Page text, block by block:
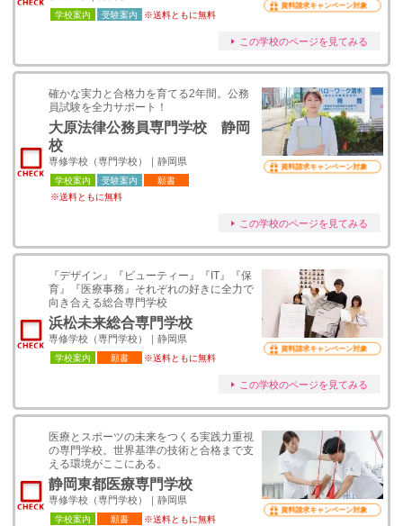
学校案内 受験案内 ※送料ともに無料
資料請求キャンペーン対象
この学校のページを見てみる
確かな実力と合格力を育てる2年間。公務
員試験を全力サポート！
大原法律公務員専門学校 静岡
校
専修学校（専門学校）｜静岡県
学校案内 受験案内
願書
※送料ともに無料
資料請求キャンペーン対象
この学校のページを見てみる
『デザイン』『ビューティー』『IT』『保
育』『医療事務』それぞれの好きに全力で
向き合える総合専門学校
浜松未来総合専門学校
専修学校（専門学校）｜静岡県
学校案内 願書 ※送料ともに無料
資料請求キャンペーン対象
この学校のページを見てみる
医療とスポーツの未来をつくる実践力重視
の専門学校。世界基準の技術と合格まで支
える環境がここにある。
静岡東都医療専門学校
専修学校（専門学校）｜静岡県
学校案内 願書 ※送料ともに無料
資料請求キャンペーン対象